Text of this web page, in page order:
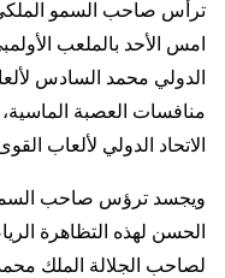
ترأس صاحب السمو الملكي
الدولي محمد السادس
منافسات العصبة الماسية،
الاتحاد الدولي لألعاب
ويجسد ترؤس صاحب السمو
الحسن لهذه التظاهرة
لصاحب الجلالة الملك